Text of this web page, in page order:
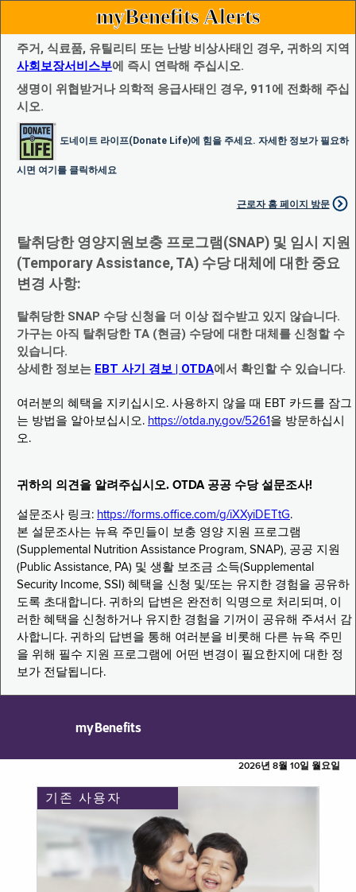
myBenefits Alerts
주거, 식료품, 유틸리티 또는 난방 비상사태인 경우, 귀하의 지역
사회보장서비스부에 즉시 연락해 주십시오.
생명이 위협받거나 의학적 응급사태인 경우, 911에 전화해 주십
시오.
도네이트 라이프(Donate Life)에 힘을 주세요. 자세한 정보가 필요하
시면 여기를 클릭하세요
근로자 홈 페이지 방문
탈취당한 영양지원보충 프로그램(SNAP) 및 임시 지원
(Temporary Assistance, TA) 수당 대체에 대한 중요
변경 사항:
탈취당한 SNAP 수당 신청을 더 이상 접수받고 있지 않습니다.
가구는 아직 탈취당한 TA (현금) 수당에 대한 대체를 신청할 수
있습니다.
상세한 정보는 EBT 사기 경보 | OTDA에서 확인할 수 있습니다.
여러분의 혜택을 지키십시오. 사용하지 않을 때 EBT 카드를 잠그
는 방법을 알아보십시오. https://otda.ny.gov/5261 을 방문하십시
오.
귀하의 의견을 알려주십시오. OTDA 공공 수당 설문조사!
설문조사 링크: https://forms.office.com/g/iXXyiDETtG.
본 설문조사는 뉴욕 주민들이 보충 영양 지원 프로그램
(Supplemental Nutrition Assistance Program, SNAP), 공공 지원
(Public Assistance, PA) 및 생활 보조금 소득(Supplemental
Security Income, SSI) 혜택을 신청 및/또는 유지한 경험을 공유하
도록 초대합니다. 귀하의 답변은 완전히 익명으로 처리되며, 이
러한 혜택을 신청하거나 유지한 경험을 기꺼이 공유해 주셔서 감
사합니다. 귀하의 답변을 통해 여러분을 비롯해 다른 뉴욕 주민
을 위해 필수 지원 프로그램에 어떤 변경이 필요한지에 대한 정
보가 전달됩니다.
myBenefits
2026년 8월 10일 월요일
기존 사용자